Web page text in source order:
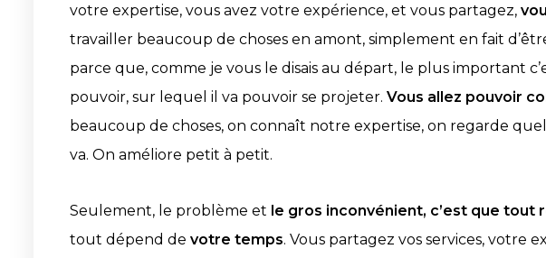
votre expertise, vous avez votre expérience, et vous partagez,
travailler beaucoup de choses en amont, simplement en fait
parce que, comme je vous le disais au départ, le plus important
pouvoir, sur lequel il va pouvoir se projeter. Vous allez pouvoir
beaucoup de choses, on connaît notre expertise, on regarde
va. On améliore petit à petit.
Seulement, le problème et le gros inconvénient, c’est que tout
tout dépend de votre temps. Vous partagez vos services, votre